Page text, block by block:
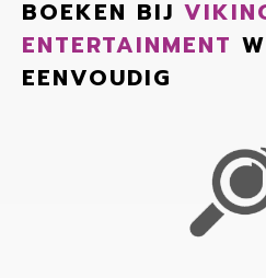
BOEKEN BIJ
ENTERTAINMENT
EENVOUDIG